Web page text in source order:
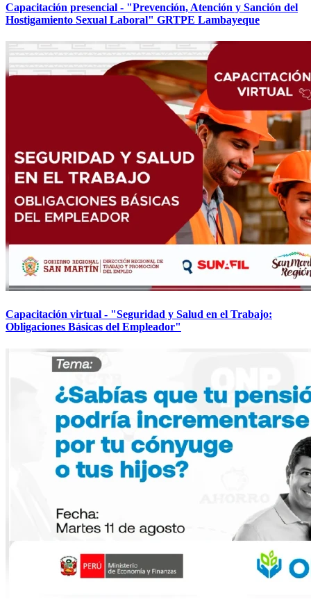
Capacitación presencial - "Prevención, Atención y Sanción del
Hostigamiento Sexual Laboral" GRTPE Lambayeque
Capacitación virtual - "Seguridad y Salud en el Trabajo:
Obligaciones Básicas del Empleador"